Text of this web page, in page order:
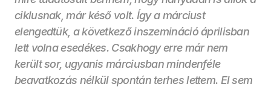
ciklusnak, már késő volt. Így a márciust
elengedtük, a következő inszemináció áprilisban
lett volna esedékes. Csakhogy erre már nem
került sor, ugyanis márciusban mindenféle
beavatkozás nélkül spontán terhes lettem. El sem